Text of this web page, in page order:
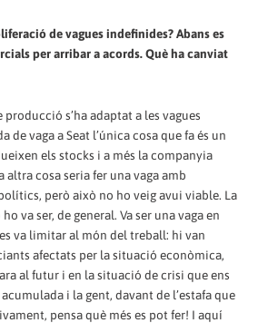
de vagues indefinides? Abans es
per arribar a acords. Què ha canviat
s’ha adaptat a les vagues
de vaga a Seat l’única cosa que fa és un
els stocks i a més la companyia
altra cosa seria fer una vaga amb
però això no ho veig avui viable. La
va ser, de general. Va ser una vaga en
va limitar al món del treball: hi van
afectats per la situació econòmica,
al futur i en la situació de crisi que ens
i la gent, davant de l’estafa que
pensa què més es pot fer! I aquí